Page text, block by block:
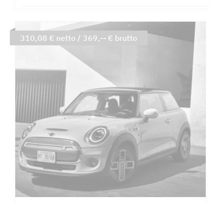
310,08 € netto / 369,-- € brutto